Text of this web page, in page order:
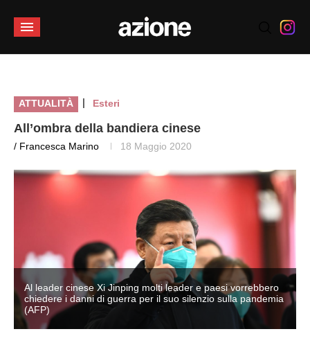
ATTUALITÀ | Esteri
All’ombra della bandiera cinese
/ Francesca Marino 18 Maggio 2020
Al leader cinese Xi Jinping molti leader e paesi vorrebbero
chiedere i danni di guerra per il suo silenzio sulla pandemia
(AFP)